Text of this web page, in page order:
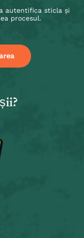
autentifica sticla și
procesul.